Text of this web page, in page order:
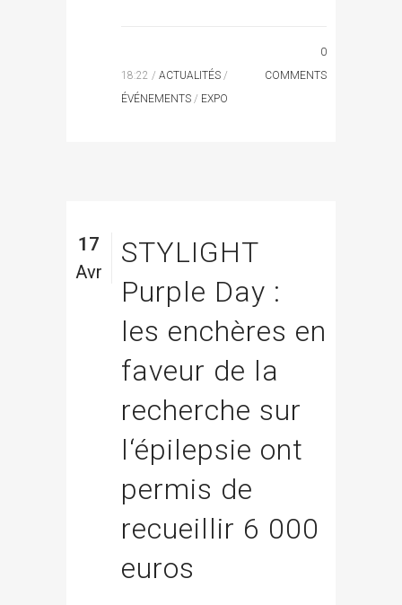
18:22 / ACTUALITÉS /
ÉVÉNEMENTS / EXPO
0
COMMENTS
17
Avr
STYLIGHT
Purple Day :
les enchères en
faveur de la
recherche sur
l‘épilepsie ont
permis de
recueillir 6 000
euros